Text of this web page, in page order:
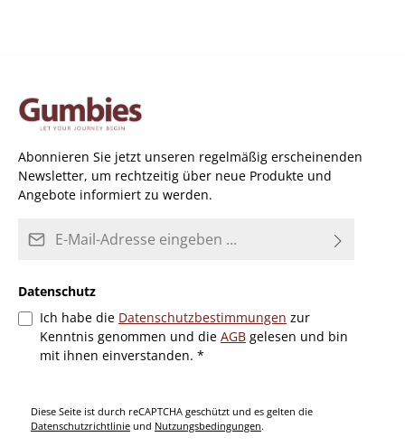
Abonnieren Sie jetzt unseren regelmäßig erscheinenden
Newsletter, um rechtzeitig über neue Produkte und
Angebote informiert zu werden.
Datenschutz
Ich habe die Datenschutzbestimmungen zur
Kenntnis genommen und die AGB gelesen und bin
mit ihnen einverstanden. *
Diese Seite ist durch reCAPTCHA geschützt und es gelten die
Datenschutzrichtlinie und Nutzungsbedingungen.